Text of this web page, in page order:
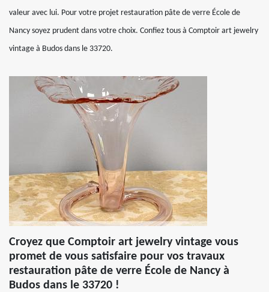
valeur avec lui. Pour votre projet restauration pâte de verre École de
Nancy soyez prudent dans votre choix. Confiez tous à Comptoir art jewelry
vintage à Budos dans le 33720.
Croyez que Comptoir art jewelry vintage vous
promet de vous satisfaire pour vos travaux
restauration pâte de verre École de Nancy à
Budos dans le 33720 !